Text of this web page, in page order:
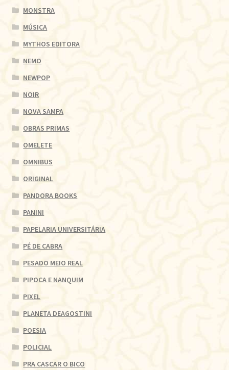
MONSTRA
MÚSICA
MYTHOS EDITORA
NEMO
NEWPOP
NOIR
NOVA SAMPA
OBRAS PRIMAS
OMELETE
OMNIBUS
ORIGINAL
PANDORA BOOKS
PANINI
PAPELARIA UNIVERSITÁRIA
PÉ DE CABRA
PESADO MEIO REAL
PIPOCA E NANQUIM
PIXEL
PLANETA DEAGOSTINI
POESIA
POLICIAL
PRA CASCAR O BICO